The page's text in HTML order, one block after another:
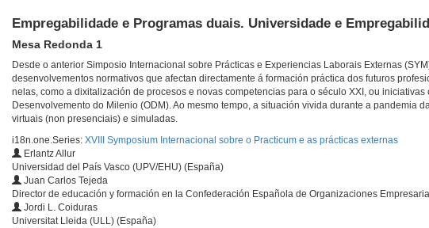
Empregabilidade e Programas duais. Universidade e
Mesa Redonda 1
Desde o anterior Simposio Internacional sobre Prácticas e Experiencias Laborais Externas
desenvolvementos normativos que afectan directamente á formación práctica dos futuros
nelas, como a dixitalización de procesos e novas competencias para o século XXI, ou
Desenvolvemento do Milenio (ODM). Ao mesmo tempo, a situación vivida durante a pandemia
virtuais (non presenciais) e simuladas.
i18n.one.Series: XVIII Symposium Internacional sobre o Practicum e as prácticas externas
Erlantz Allur
Universidad del País Vasco (UPV/EHU) (España)
Juan Carlos Tejeda
Director de educación y formación en la Confederación Española de Organizaciones
Jordi L. Coiduras
Universitat Lleida (ULL) (España)